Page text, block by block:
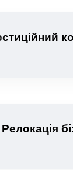
Релокація